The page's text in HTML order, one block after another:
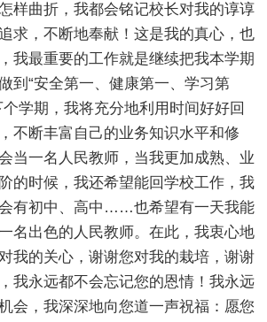
样曲折，我都会铭记校长对我的谆谆
求，不断地奉献！这是我的真心，也
我最重要的工作就是继续把我本学期
到“安全第一、健康第一、学习第
学期，我将充分地利用时间好好回
不断丰富自己的业务知识水平和修
当一名人民教师，当我更加成熟、业
的时候，我还希望能回学校工作，我
有初中、高中……也希望有一天我能
名出色的人民教师。在此，我衷心地
我的关心，谢谢您对我的栽培，谢谢
我永远都不会忘记您的恩情！我永远
会，我深深地向您道一声祝福：愿您